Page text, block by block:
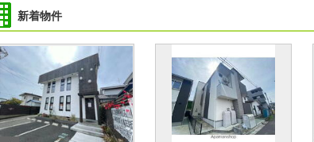
新着物件